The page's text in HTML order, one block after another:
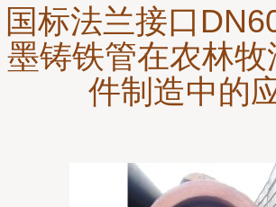
国标法兰接口
墨铸铁管在农林
件制造中的